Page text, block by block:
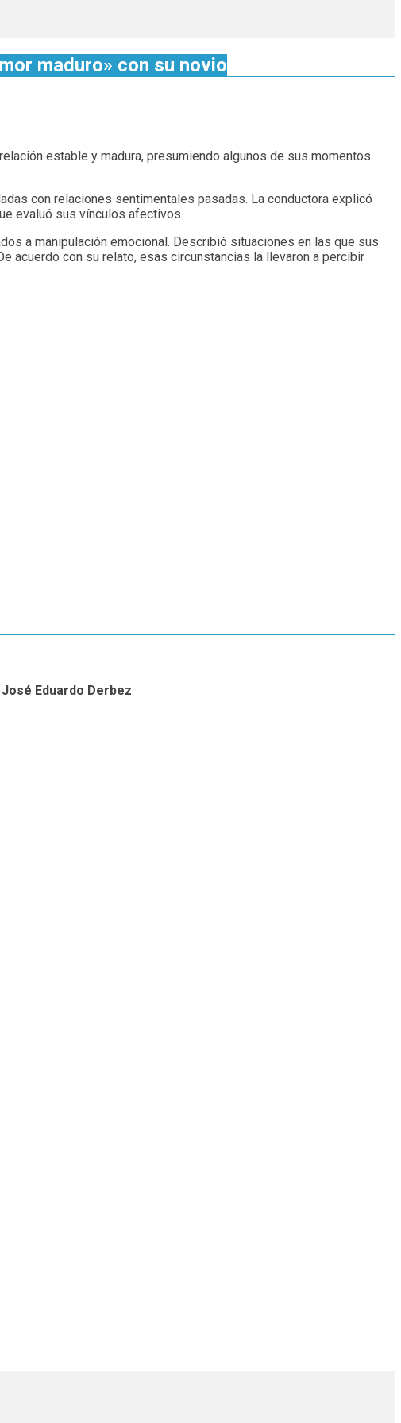
maduro» con su novio
estable y madura, presumiendo algunos de sus momentos
con relaciones sentimentales pasadas. La conductora explicó
evaluó sus vínculos afectivos.
a manipulación emocional. Describió situaciones en las que sus
acuerdo con su relato, esas circunstancias la llevaron a percibir
Eduardo Derbez